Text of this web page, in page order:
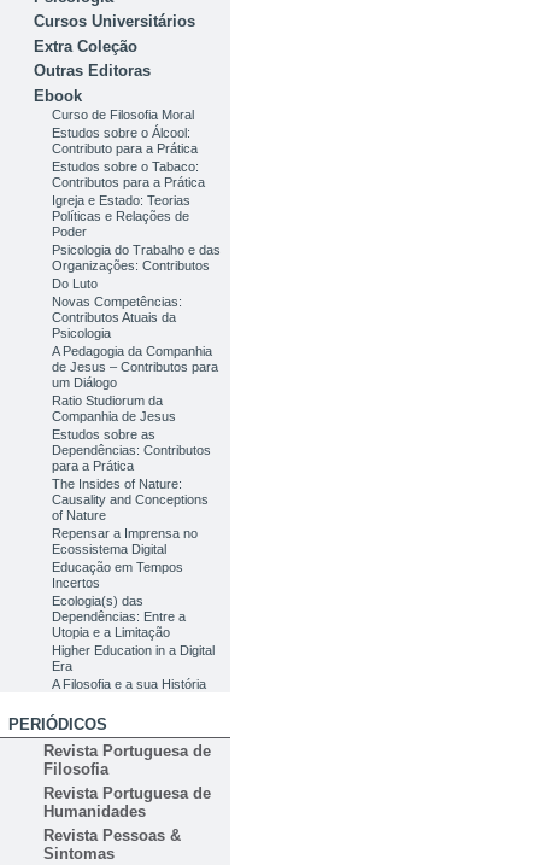
Cursos Universitários
Extra Coleção
Outras Editoras
Ebook
Curso de Filosofia Moral
Estudos sobre o Álcool:
Contributo para a Prática
Estudos sobre o Tabaco:
Contributos para a Prática
Igreja e Estado: Teorias
Políticas e Relações de
Poder
Psicologia do Trabalho e das
Organizações: Contributos
Do Luto
Novas Competências:
Contributos Atuais da
Psicologia
A Pedagogia da Companhia
de Jesus – Contributos para
um Diálogo
Ratio Studiorum da
Companhia de Jesus
Estudos sobre as
Dependências: Contributos
para a Prática
The Insides of Nature:
Causality and Conceptions
of Nature
Repensar a Imprensa no
Ecossistema Digital
Educação em Tempos
Incertos
Ecologia(s) das
Dependências: Entre a
Utopia e a Limitação
Higher Education in a Digital
Era
A Filosofia e a sua História
PERIÓDICOS
Revista Portuguesa de
Filosofia
Revista Portuguesa de
Humanidades
Revista Pessoas &
Sintomas